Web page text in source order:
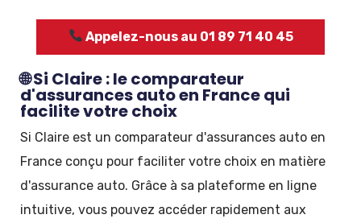
Appelez-nous au 01 89 71 40 45
🌐 Si Claire : le comparateur
d'assurances auto en France qui
facilite votre choix
Si Claire est un comparateur d'assurances auto en
France conçu pour faciliter votre choix en matière
d'assurance auto. Grâce à sa plateforme en ligne
intuitive, vous pouvez accéder rapidement aux